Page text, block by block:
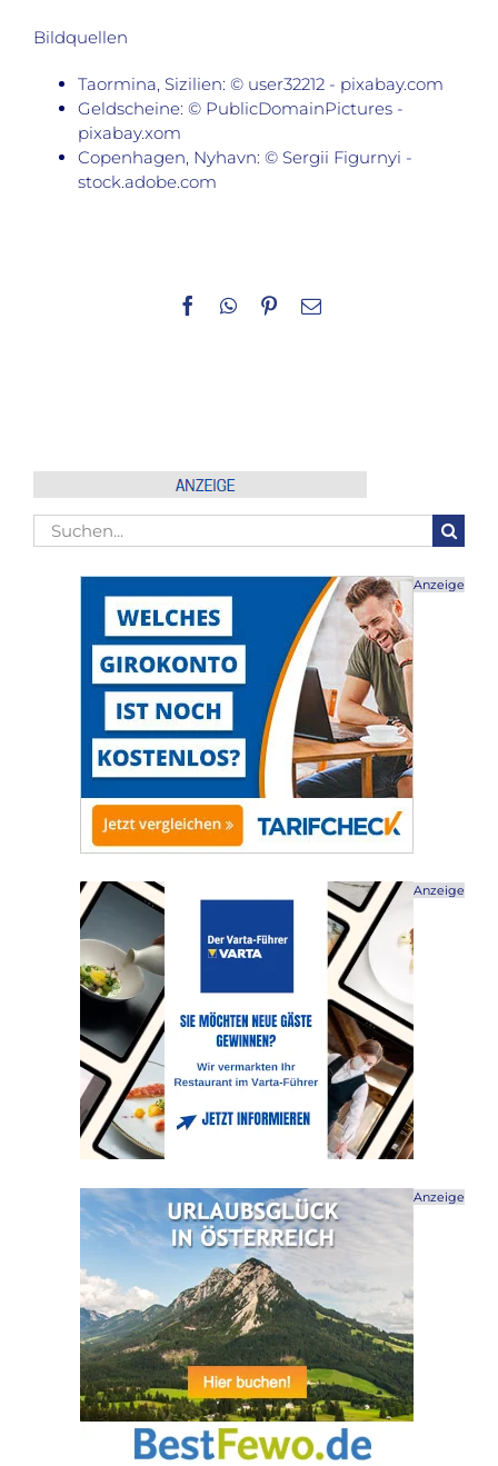
Bildquellen
Taormina, Sizilien: © user32212 - pixabay.com
Geldscheine: © PublicDomainPictures -
pixabay.xom
Copenhagen, Nyhavn: © Sergii Figurnyi -
stock.adobe.com
Facebook
WhatsApp
Pinterest
E-
Suche
nach:
Anzeige
Anzeige
Anzeige